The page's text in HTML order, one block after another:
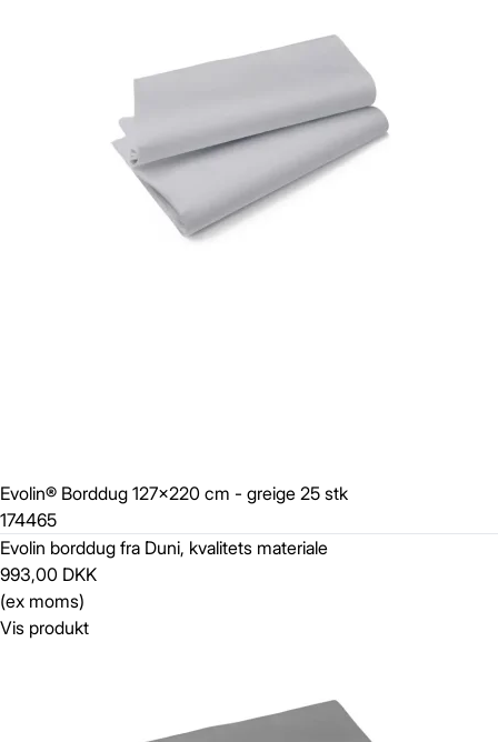
Evolin® Borddug 127x220 cm - greige 25 stk
174465
Evolin borddug fra Duni, kvalitets materiale
993,00 DKK
(ex moms)
Vis produkt